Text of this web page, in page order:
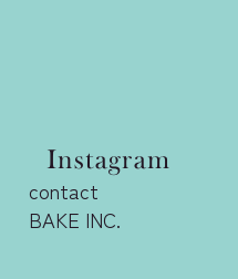
Instagram
contact
BAKE INC.